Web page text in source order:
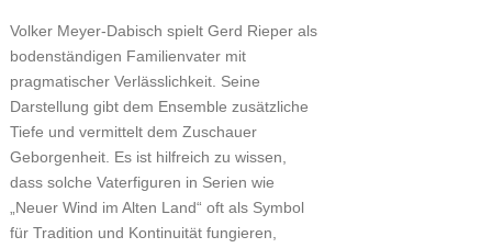
Volker Meyer-Dabisch spielt Gerd Rieper als
bodenständigen Familienvater mit
pragmatischer Verlässlichkeit. Seine
Darstellung gibt dem Ensemble zusätzliche
Tiefe und vermittelt dem Zuschauer
Geborgenheit. Es ist hilfreich zu wissen,
dass solche Vaterfiguren in Serien wie
„Neuer Wind im Alten Land“ oft als Symbol
für Tradition und Kontinuität fungieren,